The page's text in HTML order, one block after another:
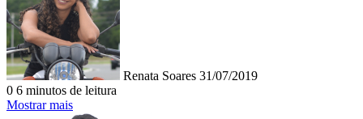
Renata Soares 31/07/2019
0 6 minutos de leitura
Mostrar mais